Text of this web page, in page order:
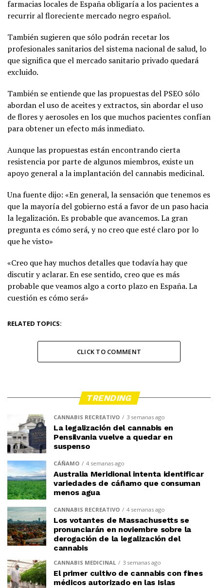
farmacias locales de España obligaría a los pacientes a
recurrir al floreciente mercado negro español.
También sugieren que sólo podrán recetar los
profesionales sanitarios del sistema nacional de salud, lo
que significa que el mercado sanitario privado quedará
excluido.
También se entiende que las propuestas del PSEO sólo
abordan el uso de aceites y extractos, sin abordar el uso
de flores y aerosoles en los que muchos pacientes confían
para obtener un efecto más inmediato.
Aunque las propuestas están encontrando cierta
resistencia por parte de algunos miembros, existe un
apoyo general a la implantación del cannabis medicinal.
Una fuente dijo: «En general, la sensación que tenemos es
que la mayoría del gobierno está a favor de un paso hacia
la legalización. Es probable que avancemos. La gran
pregunta es cómo será, y no creo que esté claro por lo
que he visto»
«Creo que hay muchos detalles que todavía hay que
discutir y aclarar. En ese sentido, creo que es más
probable que veamos algo a corto plazo en España. La
cuestión es cómo será»
RELATED TOPICS:
CLICK TO COMMENT
TRENDING
CANNABIS RECREATIVO 3 semanas ago
La legalización del cannabis en
Pensilvania vuelve a quedar en
suspenso
CÁÑAMO 4 semanas ago
Australia Meridional intenta identificar
variedades de cáñamo que consuman
menos agua
CANNABIS RECREATIVO 4 semanas ago
Los votantes de Massachusetts se
pronunciarán en noviembre sobre la
derogación de la legalización del
cannabis
CANNABIS MEDICINAL 3 semanas ago
El primer cultivo de cannabis con fines
médicos autorizado en las Islas